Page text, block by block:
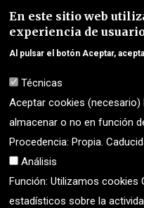
derechos reservados.
Aviso legal
En este sitio web
experiencia de
Al pulsar el botón Aceptar,
Técnicas
Aceptar cookies (necesario)
almacenar o no en función
Procedencia: Propia.
Análisis
Función: Utilizamos cookies
estadísticos sobre la